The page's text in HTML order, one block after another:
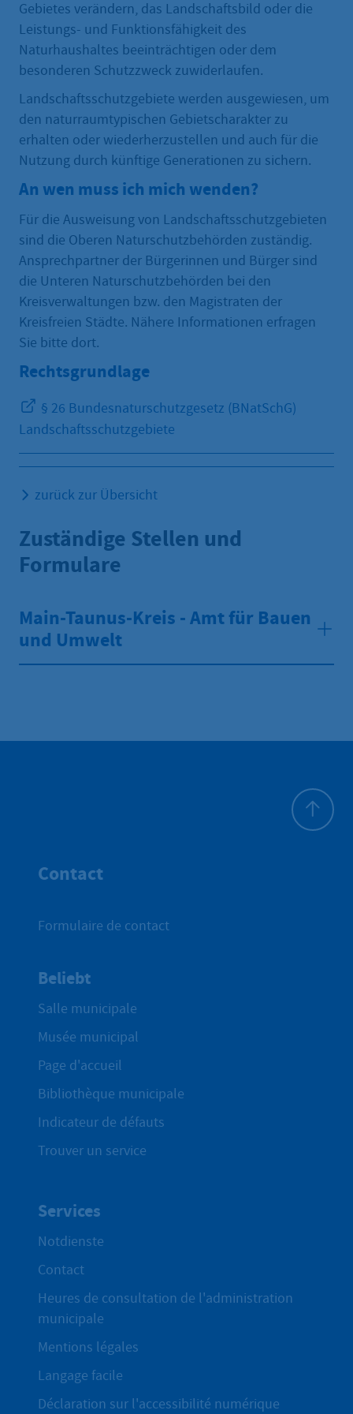
Gebietes verändern, das Landschaftsbild oder die
Leistungs- und Funktionsfähigkeit des
Naturhaushaltes beeinträchtigen oder dem
besonderen Schutzzweck zuwiderlaufen.
Landschaftsschutzgebiete werden ausgewiesen, um
den naturraumtypischen Gebietscharakter zu
erhalten oder wiederherzustellen und auch für die
Nutzung durch künftige Generationen zu sichern.
An wen muss ich mich wenden?
Für die Ausweisung von Landschaftsschutzgebieten
sind die Oberen Naturschutzbehörden zuständig.
Ansprechpartner der Bürgerinnen und Bürger sind
die Unteren Naturschutzbehörden bei den
Kreisverwaltungen bzw. den Magistraten der
Kreisfreien Städte. Nähere Informationen erfragen
Sie bitte dort.
Rechtsgrundlage
§ 26 Bundesnaturschutzgesetz (BNatSchG)
Landschaftsschutzgebiete
zurück zur Übersicht
Zuständige Stellen und
Formulare
Main-Taunus-Kreis - Amt für Bauen
und Umwelt
Contact
Formulaire de contact
Beliebt
Salle municipale
Musée municipal
Page d'accueil
Bibliothèque municipale
Indicateur de défauts
Trouver un service
Services
Notdienste
Contact
Heures de consultation de l'administration
municipale
Mentions légales
Langage facile
Déclaration sur l'accessibilité numérique